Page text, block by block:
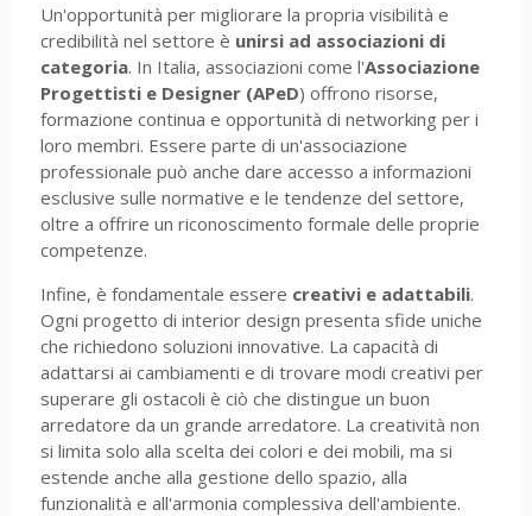
Un'opportunità per migliorare la propria visibilità e
credibilità nel settore è unirsi ad associazioni di
categoria. In Italia, associazioni come l'Associazione
Progettisti e Designer (APeD) offrono risorse,
formazione continua e opportunità di networking per i
loro membri. Essere parte di un'associazione
professionale può anche dare accesso a informazioni
esclusive sulle normative e le tendenze del settore,
oltre a offrire un riconoscimento formale delle proprie
competenze.
Infine, è fondamentale essere creativi e adattabili.
Ogni progetto di interior design presenta sfide uniche
che richiedono soluzioni innovative. La capacità di
adattarsi ai cambiamenti e di trovare modi creativi per
superare gli ostacoli è ciò che distingue un buon
arredatore da un grande arredatore. La creatività non
si limita solo alla scelta dei colori e dei mobili, ma si
estende anche alla gestione dello spazio, alla
funzionalità e all'armonia complessiva dell'ambiente.